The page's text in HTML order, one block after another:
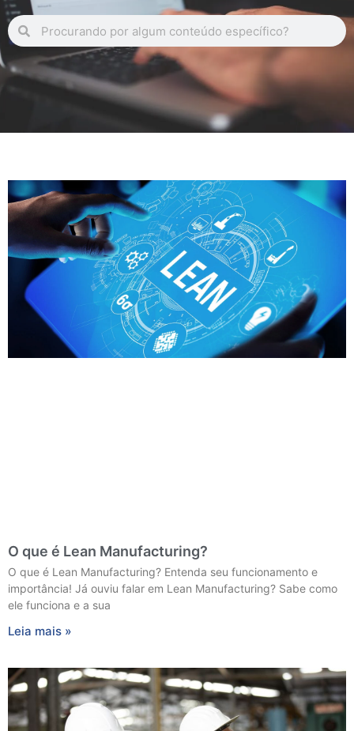
O que é Lean Manufacturing?
O que é Lean Manufacturing? Entenda seu funcionamento e
importância! Já ouviu falar em Lean Manufacturing? Sabe como
ele funciona e a sua
Leia mais »